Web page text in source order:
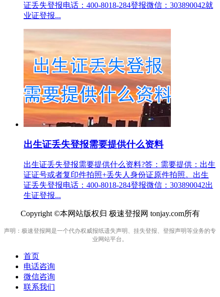
证丢失登报电话：400-8018-284登报微信：303890042就
业证登报...
出生证丢失登报需要提供什么资料
出生证丢失登报需要提供什么资料?答：需要提供：出生
证证号或者复印件拍照+丢失人身份证原件拍照。出生
证丢失登报电话：400-8018-284登报微信：303890042出
生证登报...
Copyright ©本网站版权归 极速登报网 tonjay.com所有
声明：极速登报网是一个代办权威报纸遗失声明、挂失登报、登报声明等业务的专
业网站平台。
首页
电话咨询
微信咨询
联系我们